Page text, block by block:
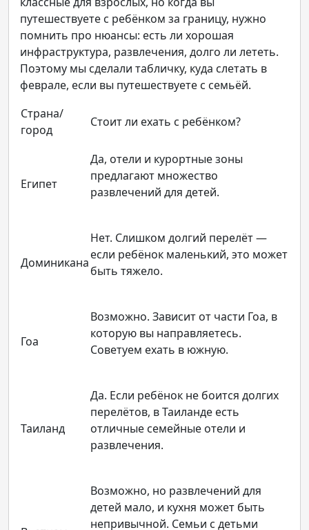
путешествуете с ребёнком за границу, нужно
помнить про нюансы: есть ли хорошая
инфраструктура, развлечения, долго ли лететь.
Поэтому мы сделали табличку, куда слетать в
феврале, если вы путешествуете с семьёй.
Страна/
город
Стоит ли ехать с ребёнком?
Египет
Да, отели и курортные зоны
предлагают множество
развлечений для детей.
Доминикана
Нет. Слишком долгий перелёт —
если ребёнок маленький, это может
быть тяжело.
Гоа
Возможно. Зависит от части Гоа, в
которую вы направляетесь.
Советуем ехать в южную.
Таиланд
Да. Если ребёнок не боится долгих
перелётов, в Таиланде есть
отличные семейные отели и
развлечения.
Возможно, но развлечений для
детей мало, и кухня может быть
непривычной. Семьи с детьми